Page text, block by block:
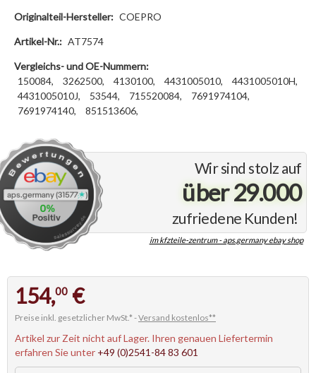
Wir sind stolz auf
über 29.000
zufriedene Kunden!
im kfzteile-zentrum - aps.germany ebay shop
Originalteil-Hersteller: COEPRO
Artikel-Nr.: AT7574
Vergleichs- und OE-Nummern:
150084,
3262500, 4130100, 4431005010,
4431005010H,
4431005010J,
53544, 715520084,
7691974104,
7691974140,
851513606,
154,00 €
Preise inkl. gesetzlicher MwSt.* -Versand kostenlos**
Artikel zur Zeit nicht auf Lager. Ihren genauen Liefertermin
erfahren Sie unter +49 (0)2541-84 83 601